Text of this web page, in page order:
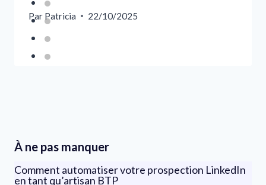
Par Patricia 22/10/2025
À ne pas manquer
Comment automatiser votre prospection LinkedIn
en tant qu’artisan BTP